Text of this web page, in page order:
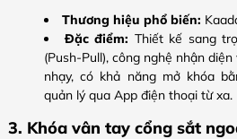
Thương hiệu phổ biến:
Đặc điểm: Thiết kế sang
(Push-Pull), công nghệ nhận
nhạy, có khả năng mở khóa
quản lý qua App điện thoại từ xa.
3. Khóa vân tay cổng sắt